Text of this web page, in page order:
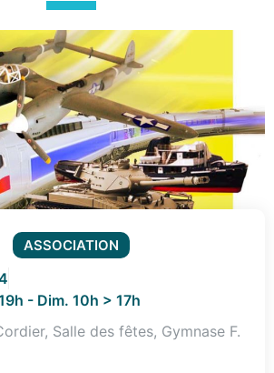
ASSOCIATION
- Dim. 10h > 17h
Salle des fêtes, Gymnase F.